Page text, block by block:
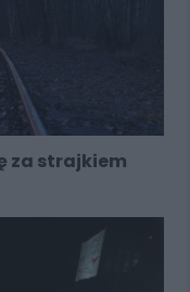
za strajkiem